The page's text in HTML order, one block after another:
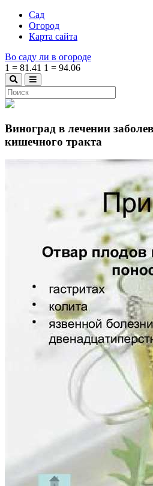
Сад
Огород
Карта сайта
Во саду ли в огороде
1 = 81.41 1 = 94.06
Виноград в лечении
кишечного тракта